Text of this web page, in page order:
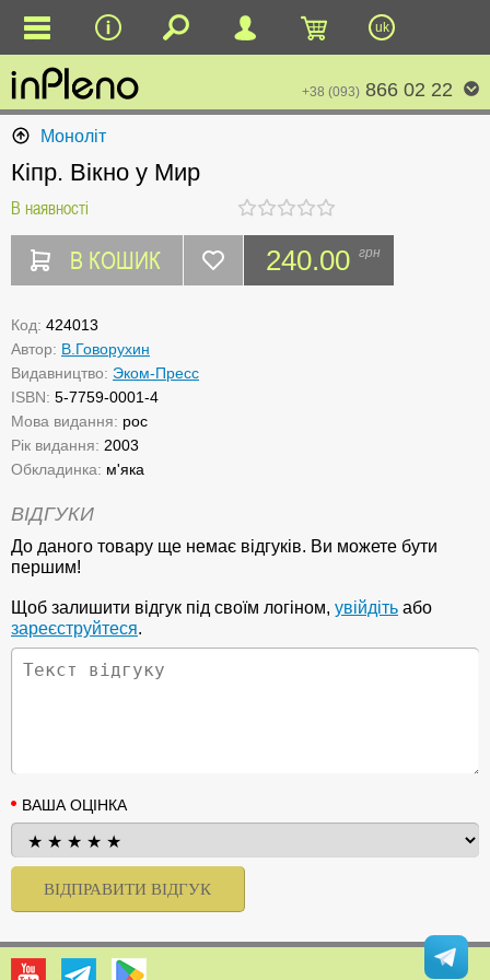
uk
+38 (093) 866 02 22
Моноліт
Кіпр. Вікно у Мир
В наявності
В КОШИК 240.00 грн
Код: 424013
Автор: В.Говорухин
Видавництво: Эком-Пресс
ISBN: 5-7759-0001-4
Мова видання: рос
Рік видання: 2003
Обкладинка: м'яка
ВІДГУКИ
До даного товару ще немає відгуків. Ви можете бути
першим!
Щоб залишити відгук під своїм логіном, увійдіть або
зареєструйтеся.
ВАША ОЦІНКА